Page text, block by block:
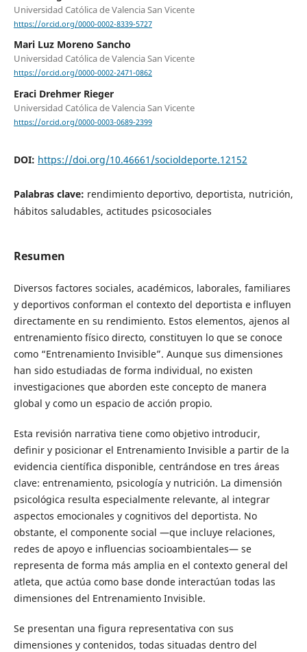
Universidad Católica de Valencia San Vicente
https://orcid.org/0000-0002-8339-5727
Mari Luz Moreno Sancho
Universidad Católica de Valencia San Vicente
https://orcid.org/0000-0002-2471-0862
Eraci Drehmer Rieger
Universidad Católica de Valencia San Vicente
https://orcid.org/0000-0003-0689-2399
DOI: https://doi.org/10.46661/socioldeporte.12152
Palabras clave: rendimiento deportivo, deportista, nutrición,
hábitos saludables, actitudes psicosociales
Resumen
Diversos factores sociales, académicos, laborales, familiares
y deportivos conforman el contexto del deportista e influyen
directamente en su rendimiento. Estos elementos, ajenos al
entrenamiento físico directo, constituyen lo que se conoce
como “Entrenamiento Invisible”. Aunque sus dimensiones
han sido estudiadas de forma individual, no existen
investigaciones que aborden este concepto de manera
global y como un espacio de acción propio.
Esta revisión narrativa tiene como objetivo introducir,
definir y posicionar el Entrenamiento Invisible a partir de la
evidencia científica disponible, centrándose en tres áreas
clave: entrenamiento, psicología y nutrición. La dimensión
psicológica resulta especialmente relevante, al integrar
aspectos emocionales y cognitivos del deportista. No
obstante, el componente social —que incluye relaciones,
redes de apoyo e influencias socioambientales— se
representa de forma más amplia en el contexto general del
atleta, que actúa como base donde interactúan todas las
dimensiones del Entrenamiento Invisible.
Se presentan una figura representativa con sus
dimensiones y contenidos, todas situadas dentro del